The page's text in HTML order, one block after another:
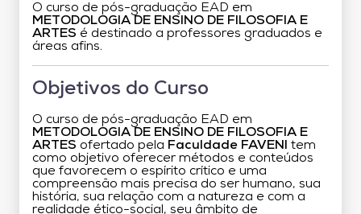
O curso de pós-graduação EAD em
METODOLOGIA DE ENSINO DE FILOSOFIA E
ARTES é destinado a professores graduados e
áreas afins.
Objetivos do Curso
O curso de pós-graduação EAD em
METODOLOGIA DE ENSINO DE FILOSOFIA E
ARTES ofertado pela Faculdade FAVENI
tem
como objetivo oferecer métodos e conteúdos
que favorecem o espírito crítico e uma
compreensão mais precisa do ser humano, sua
história, sua relação com a natureza e com a
realidade ético-social, seu âmbito de